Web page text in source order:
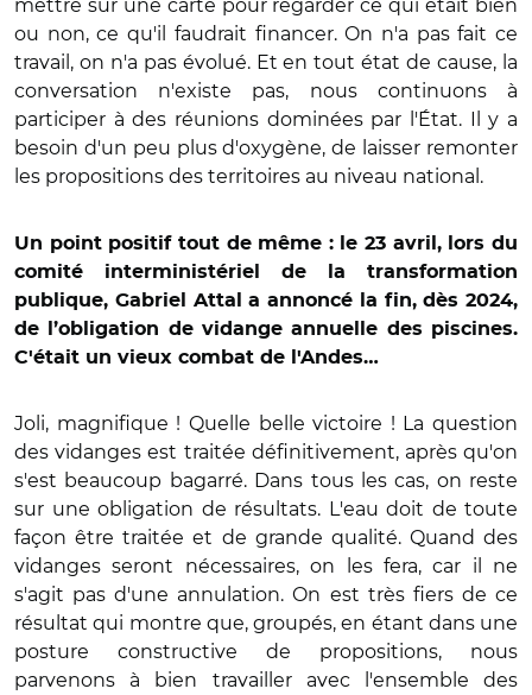
mettre sur une carte pour regarder ce qui était bien
ou non, ce qu'il faudrait financer. On n'a pas fait ce
travail, on n'a pas évolué. Et en tout état de cause, la
conversation n'existe pas, nous continuons à
participer à des réunions dominées par l'État. Il y a
besoin d'un peu plus d'oxygène, de laisser remonter
les propositions des territoires au niveau national.
Un point positif tout de même : le 23 avril, lors du
comité interministériel de la transformation
publique, Gabriel Attal a annoncé la fin, dès 2024,
de l’obligation de vidange annuelle des piscines.
C'était un vieux combat de l'Andes…
Joli, magnifique ! Quelle belle victoire ! La question
des vidanges est traitée définitivement, après qu'on
s'est beaucoup bagarré. Dans tous les cas, on reste
sur une obligation de résultats. L'eau doit de toute
façon être traitée et de grande qualité. Quand des
vidanges seront nécessaires, on les fera, car il ne
s'agit pas d'une annulation. On est très fiers de ce
résultat qui montre que, groupés, en étant dans une
posture constructive de propositions, nous
parvenons à bien travailler avec l'ensemble des